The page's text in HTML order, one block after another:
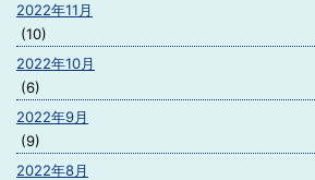
2022年11月
(10)
2022年10月
(6)
2022年9月
(9)
2022年8月